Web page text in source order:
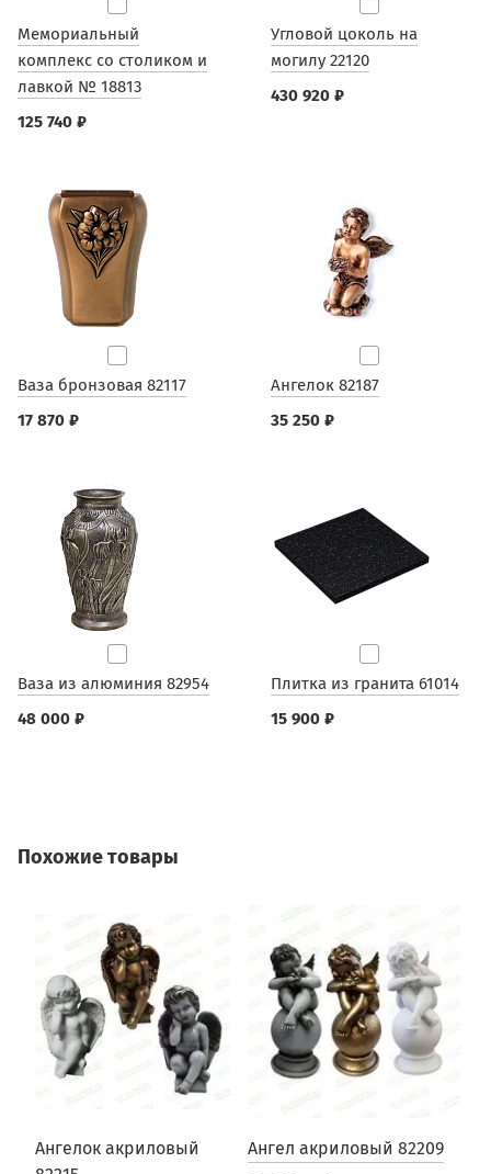
Мемориальный
комплекс со столиком и
лавкой № 18813
125 740 ₽
Угловой цоколь на
могилу 22120
430 920 ₽
Ваза бронзовая 82117
17 870 ₽
Ангелок 82187
35 250 ₽
Ваза из алюминия 82954
48 000 ₽
Плитка из гранита 61014
15 900 ₽
Похожие товары
Ангелок акриловый
Ангел акриловый 82209